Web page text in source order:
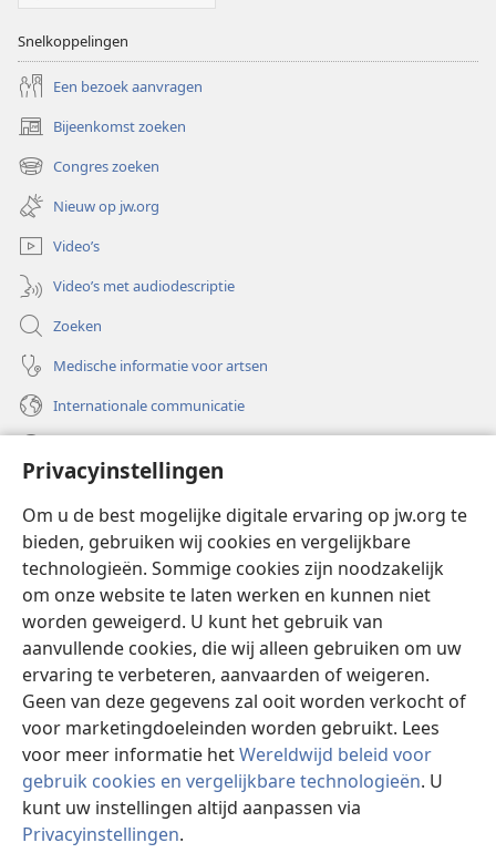
Privacyinstellingen
Om u de best mogelijke digitale ervaring op jw.org te
bieden, gebruiken wij cookies en vergelijkbare
technologieën. Sommige cookies zijn noodzakelijk
om onze website te laten werken en kunnen niet
worden geweigerd. U kunt het gebruik van
aanvullende cookies, die wij alleen gebruiken om uw
ervaring te verbeteren, aanvaarden of weigeren.
Geen van deze gegevens zal ooit worden verkocht of
voor marketingdoeleinden worden gebruikt. Lees
voor meer informatie hetWereldwijd beleid voor
gebruik cookies en vergelijkbare technologieën. U
kunt uw instellingen altijd aanpassen via
Privacyinstellingen.
Snelkoppelingen
Een bezoek aanvragen
Bijeenkomst zoeken
(opent
nieuw
venster)
Congres zoeken
(opent
nieuw
venster)
Nieuw op jw.org
Video’s
Video’s met audiodescriptie
Zoeken
Medische informatie voor artsen
Internationale communicatie
(opent
nieuw
venster)Watchtower ONLINE LIBRARY™
(opent
nieuw
venster)JW Hub ®
(opent
nieuw
venster)
®
Watchtower Library
Copyright © 2026 Watch Tower Bible and Tract Society of Pennsylvania.
GEBRUIKSVOORWAARDEN